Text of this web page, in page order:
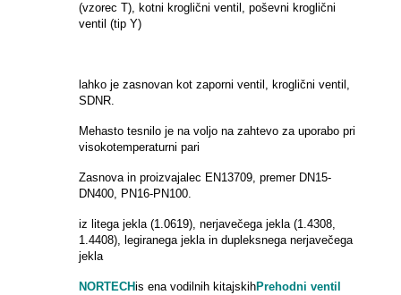
(vzorec T), kotni kroglični ventil, poševni kroglični
ventil (tip Y)
lahko je zasnovan kot zaporni ventil, kroglični ventil,
SDNR.
Mehasto tesnilo je na voljo na zahtevo za uporabo pri
visokotemperaturni pari
Zasnova in proizvajalec EN13709, premer DN15-
DN400, PN16-PN100.
iz litega jekla (1.0619), nerjavečega jekla (1.4308,
1.4408), legiranega jekla in dupleksnega nerjavečega
jekla
NORTECHis ena vodilnih kitajskihPrehodni ventil